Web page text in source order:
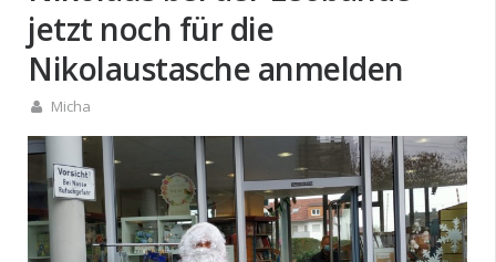
jetzt noch für die
Nikolaustasche anmelden
Micha